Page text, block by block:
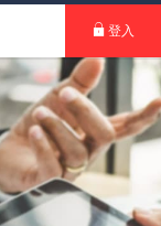
登入